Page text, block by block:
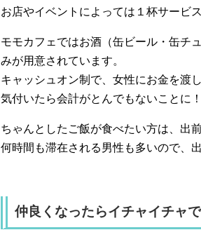
お店やイベントによっては１杯サービ
モモカフェではお酒（缶ビール・缶チ
みが用意されています。
キャッシュオン制で、女性にお金を渡
気付いたら会計がとんでもないことに
ちゃんとしたご飯が食べたい方は、出
何時間も滞在される男性も多いので、
仲良くなったらイチャイチャ